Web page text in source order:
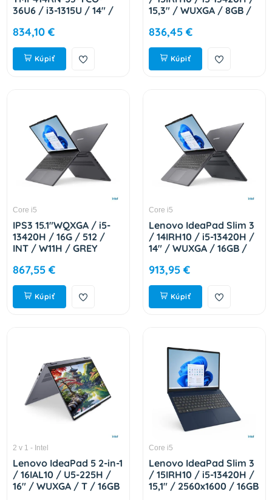
36U6 / i3-1315U / 14" /
512GB SSD / UHD /
W11P EDU / Blue / 2R
NX.B22EC.001
834,10 €
Kúpiť
15,3" / WUXGA / 8GB /
/ Cosmic Blue / 2R
83K101JVCK
836,45 €
Kúpiť
Core i5
IPS3 15.1"WQXGA / i5-
13420H / 16G / 512 /
INT / W11H / GREY
867,55 €
Kúpiť
Core i5
Lenovo IdeaPad Slim 3
/ 14IRH10 / i5-13420H /
14" / WUXGA / 16GB /
/ Gray / 2R
83K00053CK
913,95 €
Kúpiť
2 v 1 - Intel
Lenovo IdeaPad 5 2-in-1
/ 16IAL10 / U5-225H /
16" / WUXGA / T / 16GB
Core i5
Lenovo IdeaPad Slim 3
/ 15IRH10 / i5-13420H /
15,1" / 2560x1600 / 16GB